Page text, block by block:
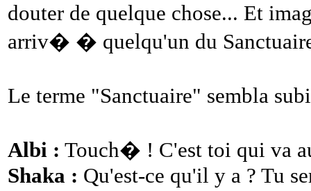
douter de quelque chose... Et
arriv� � quelqu'un du
Le terme "Sanctuaire" sembla
Albi : Touch� ! C'est toi qui va
Shaka : Qu'est-ce qu'il y a ? Tu